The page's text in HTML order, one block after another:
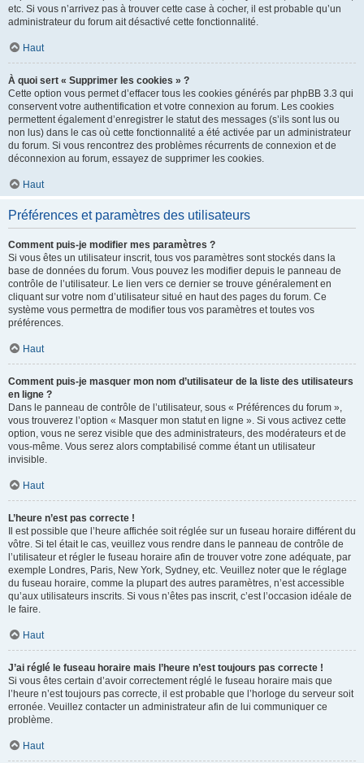
etc. Si vous n’arrivez pas à trouver cette case à cocher, il est probable qu’un
administrateur du forum ait désactivé cette fonctionnalité.
Haut
À quoi sert « Supprimer les cookies » ?
Cette option vous permet d’effacer tous les cookies générés par phpBB 3.3 qui
conservent votre authentification et votre connexion au forum. Les cookies
permettent également d’enregistrer le statut des messages (s’ils sont lus ou
non lus) dans le cas où cette fonctionnalité a été activée par un administrateur
du forum. Si vous rencontrez des problèmes récurrents de connexion et de
déconnexion au forum, essayez de supprimer les cookies.
Haut
Préférences et paramètres des utilisateurs
Comment puis-je modifier mes paramètres ?
Si vous êtes un utilisateur inscrit, tous vos paramètres sont stockés dans la
base de données du forum. Vous pouvez les modifier depuis le panneau de
contrôle de l’utilisateur. Le lien vers ce dernier se trouve généralement en
cliquant sur votre nom d’utilisateur situé en haut des pages du forum. Ce
système vous permettra de modifier tous vos paramètres et toutes vos
préférences.
Haut
Comment puis-je masquer mon nom d’utilisateur de la liste des utilisateurs
en ligne ?
Dans le panneau de contrôle de l’utilisateur, sous « Préférences du forum »,
vous trouverez l’option « Masquer mon statut en ligne ». Si vous activez cette
option, vous ne serez visible que des administrateurs, des modérateurs et de
vous-même. Vous serez alors comptabilisé comme étant un utilisateur
invisible.
Haut
L’heure n’est pas correcte !
Il est possible que l’heure affichée soit réglée sur un fuseau horaire différent du
vôtre. Si tel était le cas, veuillez vous rendre dans le panneau de contrôle de
l’utilisateur et régler le fuseau horaire afin de trouver votre zone adéquate, par
exemple Londres, Paris, New York, Sydney, etc. Veuillez noter que le réglage
du fuseau horaire, comme la plupart des autres paramètres, n’est accessible
qu’aux utilisateurs inscrits. Si vous n’êtes pas inscrit, c’est l’occasion idéale de
le faire.
Haut
J’ai réglé le fuseau horaire mais l’heure n’est toujours pas correcte !
Si vous êtes certain d’avoir correctement réglé le fuseau horaire mais que
l’heure n’est toujours pas correcte, il est probable que l’horloge du serveur soit
erronée. Veuillez contacter un administrateur afin de lui communiquer ce
problème.
Haut